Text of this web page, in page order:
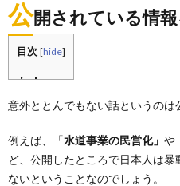
公開されている情
目次 [hide]
意外ととんでもない話というのは
例えば、「水道事業の民営化」 や
ど、公開したところで日本人は
ないということなのでしょう。